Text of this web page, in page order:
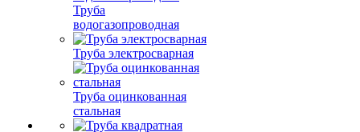
Труба
водогазопроводная
Труба электросварная
Труба оцинкованная
стальная